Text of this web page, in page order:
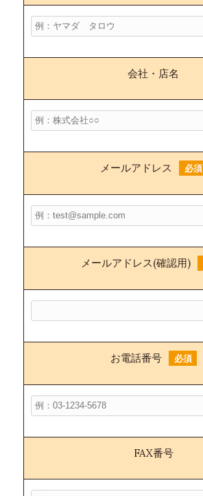
会社・店名
メールアドレス 必須
メールアドレス(確認用)
お電話番号 必須
FAX番号